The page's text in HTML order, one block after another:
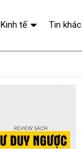
Kinh tế Tin khác